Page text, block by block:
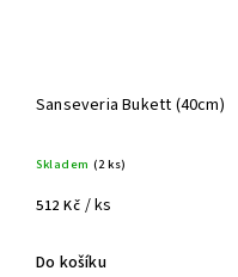
Sanseveria Bukett (40cm)
Skladem (2 ks)
512 Kč / ks
Do košíku